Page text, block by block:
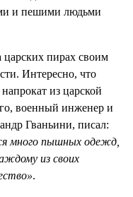
и пешими людьми
царских пирах своим
Интересно, что
из царской
военный инженер и
Гваньини, писал:
много пышных одежд,
из своих
.